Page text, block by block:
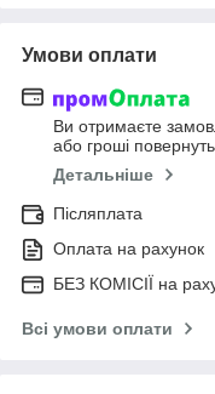
Умови оплати
Ви отримаєте
або гроші
Детальніше
Післяплата
Оплата на рахунок
БЕЗ КОМІСІЇ на
Всі умови оплати